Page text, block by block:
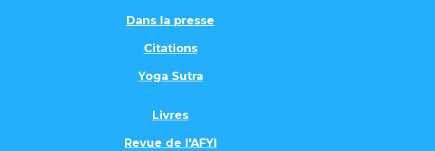
Dans la presse
Citations
Yoga Sutra
Livres
Revue de l'AFYI